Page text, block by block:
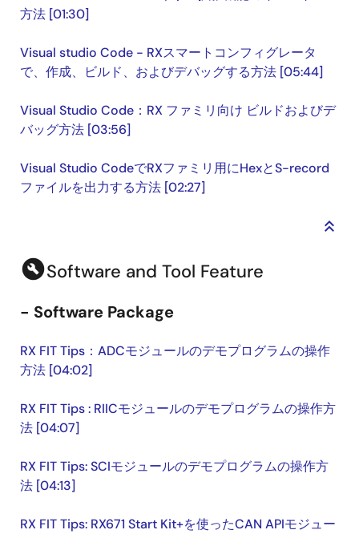
方法 [01:30]
Visual studio Code - RXスマートコンフィグレータ
で、作成、ビルド、およびデバッグする方法 [05:44]
Visual Studio Code：RX ファミリ向け ビルドおよびデ
バッグ方法 [03:56]
Visual Studio CodeでRXファミリ用にHexとS-record
ファイルを出力する方法 [02:27]
keyboard_double_arrow_up
build_circleSoftware and Tool Feature
- Software Package
RX FIT Tips：ADCモジュールのデモプログラムの操作
方法 [04:02]
RX FIT Tips : RIICモジュールのデモプログラムの操作方
法 [04:07]
RX FIT Tips: SCIモジュールのデモプログラムの操作方
法 [04:13]
RX FIT Tips: RX671 Start Kit+を使ったCAN APIモジュー